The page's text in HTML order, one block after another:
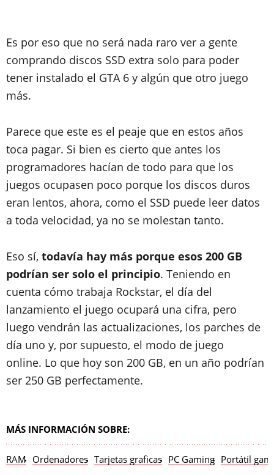
Es por eso que no será nada raro ver a gente
comprando discos SSD extra solo para poder
tener instalado el GTA 6 y algún que otro juego
más.
Parece que este es el peaje que en estos años
toca pagar. Si bien es cierto que antes los
programadores hacían de todo para que los
juegos ocupasen poco porque los discos duros
eran lentos, ahora, como el SSD puede leer datos
a toda velocidad, ya no se molestan tanto.
Eso sí, todavía hay más porque esos 200 GB
podrían ser solo el principio. Teniendo en
cuenta cómo trabaja Rockstar, el día del
lanzamiento el juego ocupará una cifra, pero
luego vendrán las actualizaciones, los parches de
día uno y, por supuesto, el modo de juego
online. Lo que hoy son 200 GB, en un año podrían
ser 250 GB perfectamente.
MÁS INFORMACIÓN SOBRE:
RAM Ordenadores Tarjetas graficas PC Gaming Portátil